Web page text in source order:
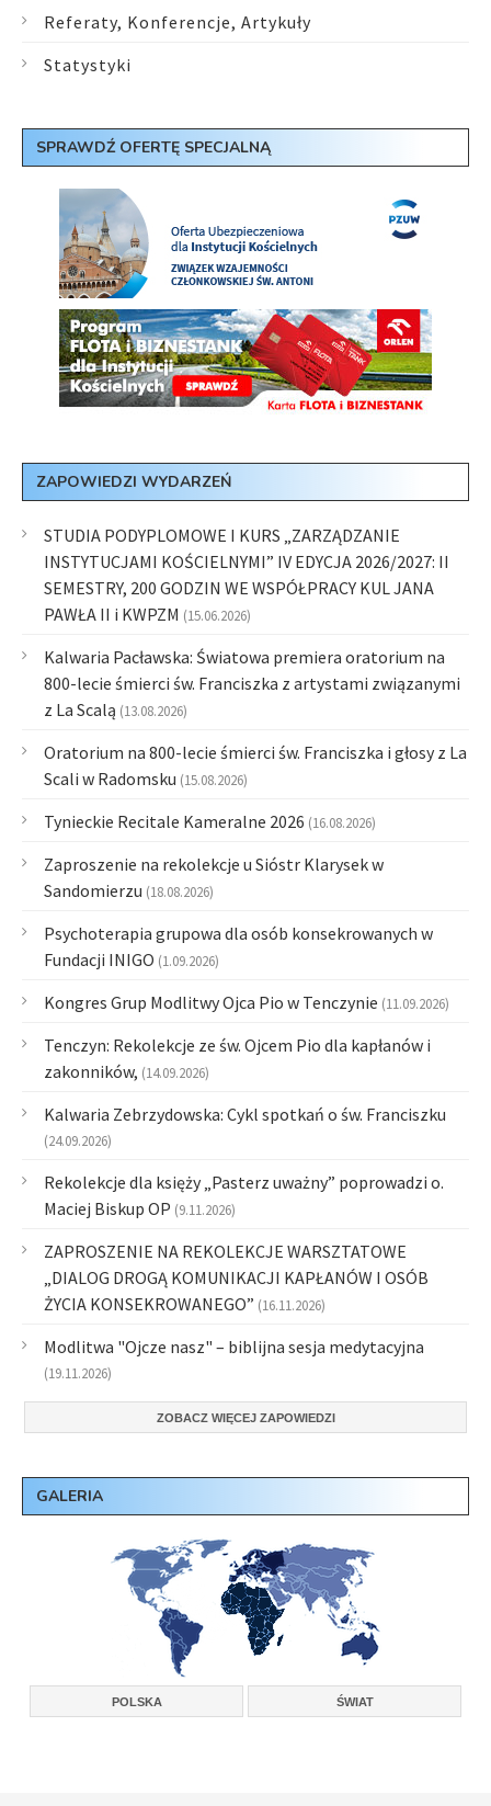
Referaty, Konferencje, Artykuły
Statystyki
SPRAWDŹ OFERTĘ SPECJALNĄ
ZAPOWIEDZI WYDARZEŃ
STUDIA PODYPLOMOWE I KURS „ZARZĄDZANIE
INSTYTUCJAMI KOŚCIELNYMI” IV EDYCJA 2026/2027: II
SEMESTRY, 200 GODZIN WE WSPÓŁPRACY KUL JANA
PAWŁA II i KWPZM (15.06.2026)
Kalwaria Pacławska: Światowa premiera oratorium na
800-lecie śmierci św. Franciszka z artystami związanymi
z La Scalą (13.08.2026)
Oratorium na 800-lecie śmierci św. Franciszka i głosy z La
Scali w Radomsku (15.08.2026)
Tynieckie Recitale Kameralne 2026 (16.08.2026)
Zaproszenie na rekolekcje u Sióstr Klarysek w
Sandomierzu (18.08.2026)
Psychoterapia grupowa dla osób konsekrowanych w
Fundacji INIGO (1.09.2026)
Kongres Grup Modlitwy Ojca Pio w Tenczynie (11.09.2026)
Tenczyn: Rekolekcje ze św. Ojcem Pio dla kapłanów i
zakonników, (14.09.2026)
Kalwaria Zebrzydowska: Cykl spotkań o św. Franciszku
(24.09.2026)
Rekolekcje dla księży „Pasterz uważny” poprowadzi o.
Maciej Biskup OP (9.11.2026)
ZAPROSZENIE NA REKOLEKCJE WARSZTATOWE
„DIALOG DROGĄ KOMUNIKACJI KAPŁANÓW I OSÓB
ŻYCIA KONSEKROWANEGO” (16.11.2026)
Modlitwa "Ojcze nasz" – biblijna sesja medytacyjna
(19.11.2026)
ZOBACZ WIĘCEJ ZAPOWIEDZI
GALERIA
POLSKA ŚWIAT